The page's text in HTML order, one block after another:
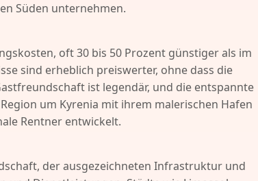
Süden unternehmen.
oft 30 bis 50 Prozent günstiger als im
sind erheblich preiswerter, ohne dass die
ist legendär, und die entspannte
um Kyrenia mit ihrem malerischen Hafen
Rentner entwickelt.
der ausgezeichneten Infrastruktur und